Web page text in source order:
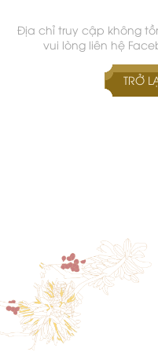
Địa chỉ truy cập không
vui lòng liên hệ
TRỞ